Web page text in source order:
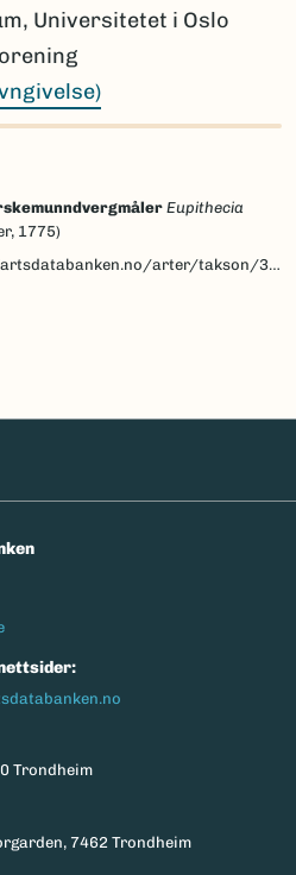
Universitetet i Oslo
Eupithecia
1775)
arter/takson/30118/beskrivelse
Trondheim
7462 Trondheim